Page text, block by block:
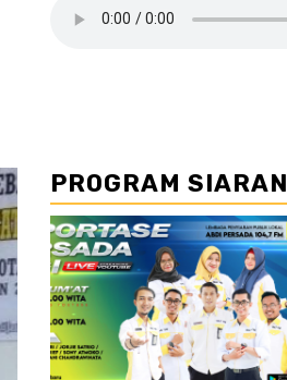
PROGRAM SIARAN
//2